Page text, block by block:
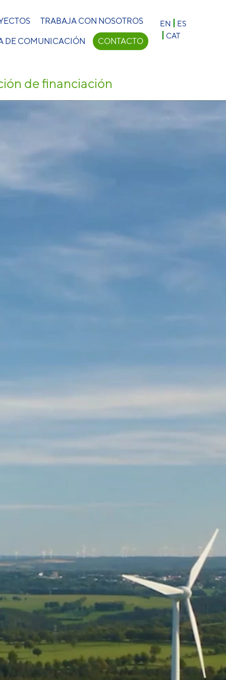
TRABAJA CON NOSOTROS
DE COMUNICACIÓN CONTACTO
EN
ES
CAT
de financiación